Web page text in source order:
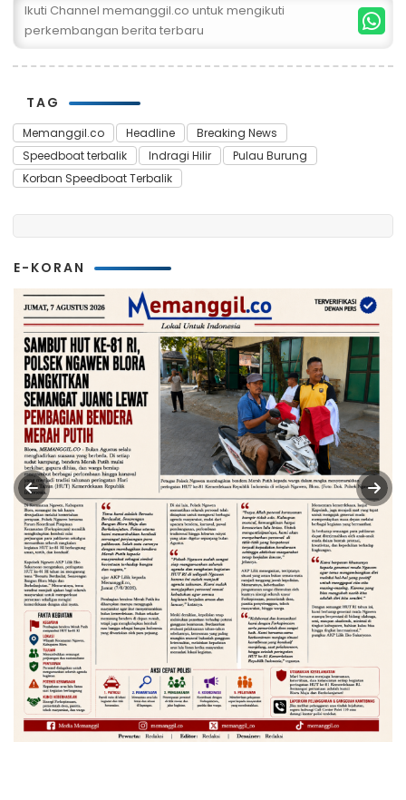
Ikuti Channel memanggil.co untuk mengikuti
perkembangan berita terbaru
TAG
Memanggil.co Headline
Breaking News
Speedboat terbalik
Indragi Hilir
Pulau Burung
Korban Speedboat Terbalik
E-KORAN